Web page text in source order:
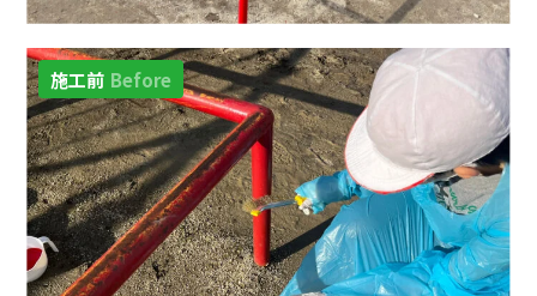
施工前 Before